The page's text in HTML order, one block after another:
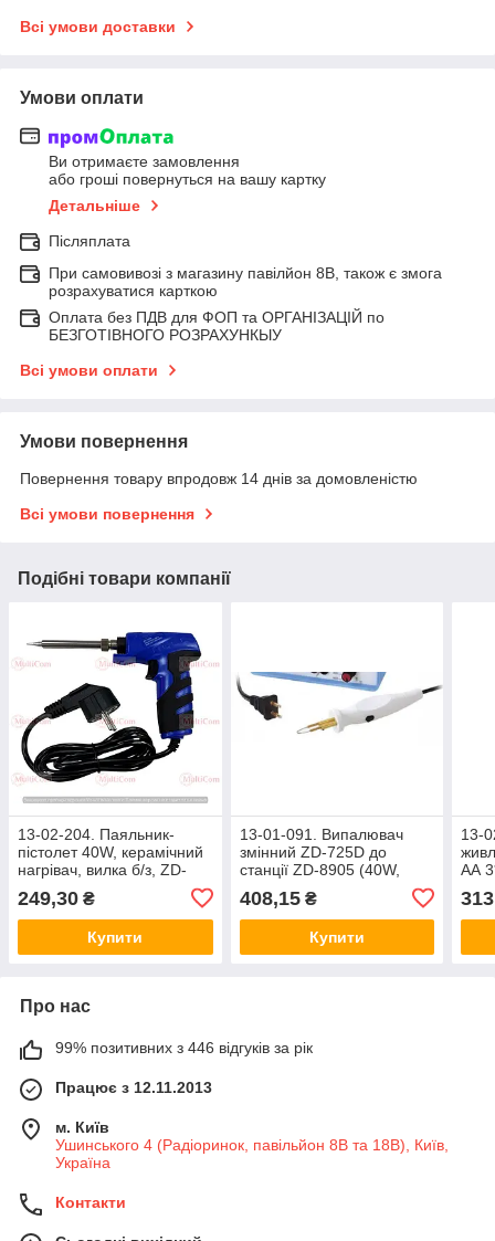
Всі умови доставки
Умови оплати
Ви отримаєте замовлення
або гроші повернуться на вашу картку
Детальніше
Післяплата
При самовивозі з магазину павілйон 8В, також є змога
розрахуватися карткою
Оплата без ПДВ для ФОП та ОРГАНІЗАЦІЙ по
БЕЗГОТІВНОГО РОЗРАХУНКЫУ
Всі умови оплати
Умови повернення
Повернення товару впродовж 14 днів за домовленістю
Всі умови повернення
Подібні товари компанії
13-02-204. Паяльник-
пістолет 40W, керамічний
нагрівач, вилка б/з, ZD-
249,30 ₴
Купити
13-01-091. Випалювач
змінний ZD-725D до
станції ZD-8905 (40W,
408,15₴
Купити
13-
АА
Про нас
99% позитивних з 446 відгуків за рік
Працює з 12.11.2013
м. Київ
Ушинського 4 (Радіоринок, павільйон 8В та 18В), Київ,
Україна
Контакти